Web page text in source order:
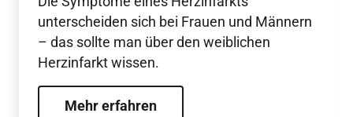
unterscheiden sich bei Frauen und Männern
– das sollte man über den weiblichen
Herzinfarkt wissen.
Mehr erfahren